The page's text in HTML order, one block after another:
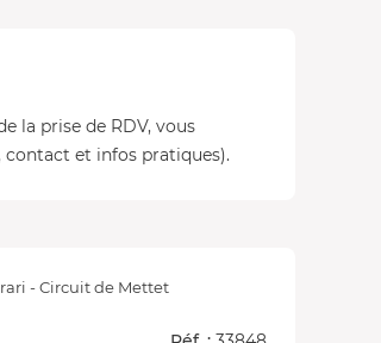
la prise de RDV, vous
contact et infos pratiques).
- Circuit de Mettet